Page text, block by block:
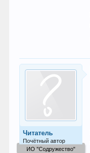
Читатель
Почётный автор
ИО "Содружество"